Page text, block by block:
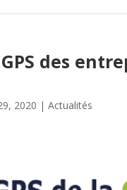
des
2020 |Actualités